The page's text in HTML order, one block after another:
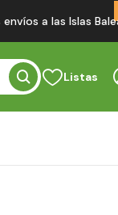
a las Islas
Listas